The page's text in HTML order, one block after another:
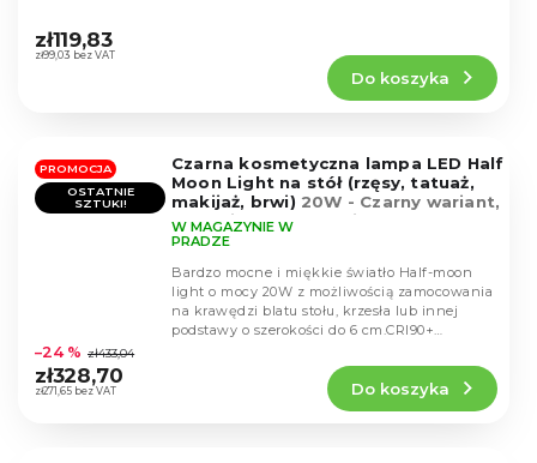
ocena
produktu
gwiazdek.
zł99,03 bez VAT
zł119,83
Do koszyka
PROMOCJA
OSTATNIE
SZTUKI!
Czarna kosmetyczna lampa LED Half
Moon Light na stół (rzęsy, tatuaż,
makijaż, brwi) 20W - Czarny wariant,
10 poziomów, 3 poziomy
temperatury
ocena
produktu
wynosi
W MAGAZYNIE W
PRADZE
zł271,65 bez VAT
–24 % zł433,04
zł328,70
Do koszyka
Bardzo mocne i miękkie światło Half-moon
light o mocy 20W z możliwością zamocowania
na krawędzi blatu stołu, krzesła lub innej
podstawy o szerokości do 6 cm.CRI90+